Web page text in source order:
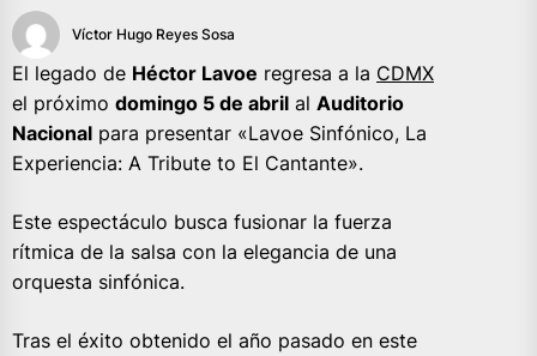
Víctor Hugo Reyes Sosa
El legado de Héctor Lavoe regresa a la CDMX
el próximo domingo 5 de abril al Auditorio
Nacional para presentar «Lavoe Sinfónico, La
Experiencia: A Tribute to El Cantante».
Este espectáculo busca fusionar la fuerza
rítmica de la salsa con la elegancia de una
orquesta sinfónica.
Tras el éxito obtenido el año pasado en este